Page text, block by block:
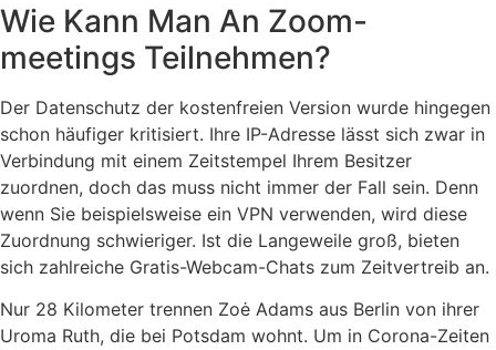
Wie Kann Man An Zoom-
meetings Teilnehmen?
Der Datenschutz der kostenfreien Version wurde hingegen
schon häufiger kritisiert. Ihre IP-Adresse lässt sich zwar in
Verbindung mit einem Zeitstempel Ihrem Besitzer
zuordnen, doch das muss nicht immer der Fall sein. Denn
wenn Sie beispielsweise ein VPN verwenden, wird diese
Zuordnung schwieriger. Ist die Langeweile groß, bieten
sich zahlreiche Gratis-Webcam-Chats zum Zeitvertreib an.
Nur 28 Kilo­meter trennen Zoė Adams aus Berlin von ihrer
Uroma Ruth, die bei Potsdam wohnt. Um in Corona-Zeiten